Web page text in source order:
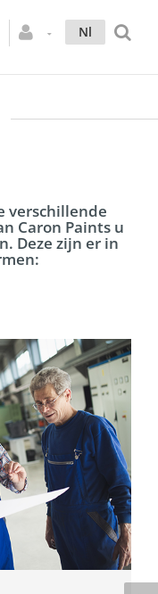
Nl
verschillende
Caron Paints u
Deze zijn er in